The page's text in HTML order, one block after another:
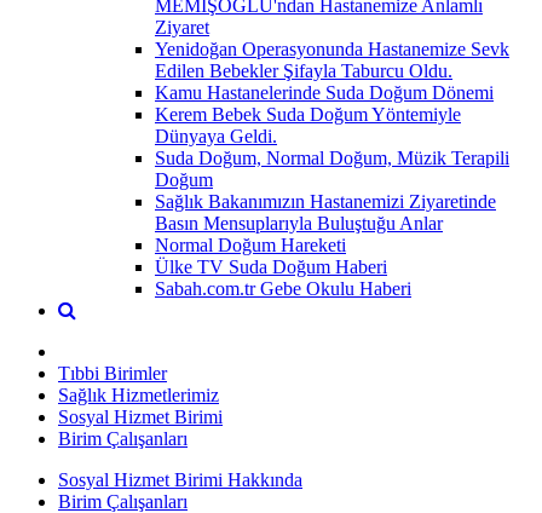
MEMİŞOĞLU'ndan Hastanemize Anlamlı
Ziyaret
Yenidoğan Operasyonunda Hastanemize Sevk
Edilen Bebekler Şifayla Taburcu Oldu.
Kamu Hastanelerinde Suda Doğum Dönemi
Kerem Bebek Suda Doğum Yöntemiyle
Dünyaya Geldi.
Suda Doğum, Normal Doğum, Müzik Terapili
Doğum
Sağlık Bakanımızın Hastanemizi Ziyaretinde
Basın Mensuplarıyla Buluştuğu Anlar
Normal Doğum Hareketi
Ülke TV Suda Doğum Haberi
Sabah.com.tr Gebe Okulu Haberi
Tıbbi Birimler
Sağlık Hizmetlerimiz
Sosyal Hizmet Birimi
Birim Çalışanları
Sosyal Hizmet Birimi Hakkında
Birim Çalışanları